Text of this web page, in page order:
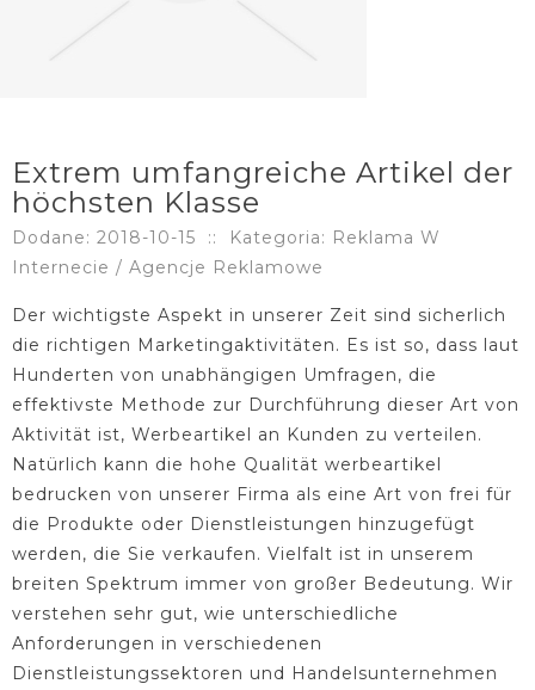
Extrem umfangreiche Artikel der
höchsten Klasse
Dodane: 2018-10-15 ::
Kategoria: Reklama W
Internecie / Agencje Reklamowe
Der wichtigste Aspekt in unserer Zeit sind sicherlich
die richtigen Marketingaktivitäten. Es ist so, dass laut
Hunderten von unabhängigen Umfragen, die
effektivste Methode zur Durchführung dieser Art von
Aktivität ist, Werbeartikel an Kunden zu verteilen.
Natürlich kann die hohe Qualität werbeartikel
bedrucken von unserer Firma als eine Art von frei für
die Produkte oder Dienstleistungen hinzugefügt
werden, die Sie verkaufen. Vielfalt ist in unserem
breiten Spektrum immer von großer Bedeutung. Wir
verstehen sehr gut, wie unterschiedliche
Anforderungen in verschiedenen
Dienstleistungssektoren und Handelsunternehmen